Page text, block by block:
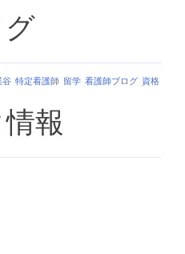
グ
谷 特定看護師 留学 看護師ブログ 資格
報